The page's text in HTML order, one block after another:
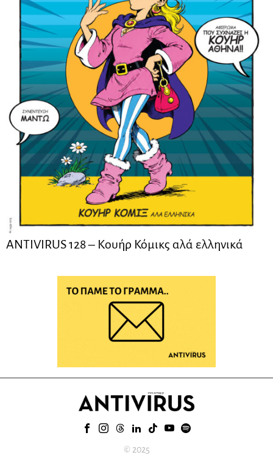
ANTIVIRUS 128 – Kουήρ Κόμικς αλά ελληνικά
© 2025